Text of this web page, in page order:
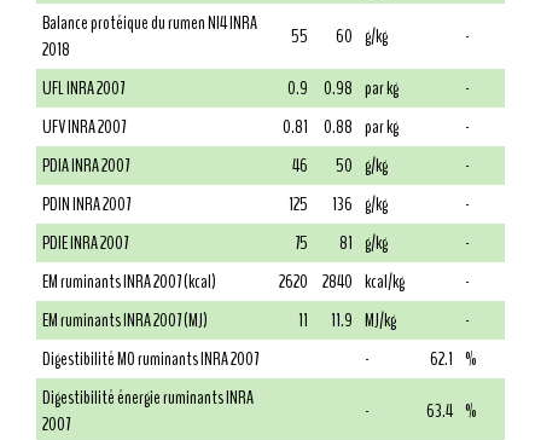
Balance protéique du rumen NI4 INRA
2018
55 60 g/kg
-
UFL INRA 2007
0.9 0.98 par kg
-
UFV INRA 2007
0.81 0.88 par kg
-
PDIA INRA 2007
46 50 g/kg
-
PDIN INRA 2007
125 136 g/kg
-
PDIE INRA 2007
75 81 g/kg
-
EM ruminants INRA 2007 (kcal)
2620 2840 kcal/kg
-
EM ruminants INRA 2007 (MJ)
11 11.9 MJ/kg
-
Digestibilité MO ruminants INRA 2007
- 62.1 %
Digestibilité énergie ruminants INRA
2007
- 63.4 %